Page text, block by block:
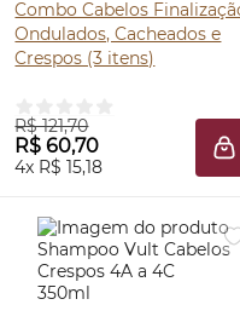
Combo Cabelos
Ondulados, Cacheados e
Crespos (3 itens)
R$ 121,70
R$ 60,70
4x R$ 15,18